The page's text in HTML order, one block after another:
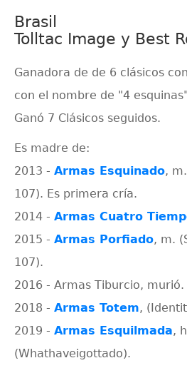
Brasil
Tolltac Image y Best
Ganadora de de 6 clásicos
con el nombre de "4
Ganó 7 Clásicos seguidos.
Es madre de:
2013 - Armas Esquinado,
107). Es primera cría.
2014 - Armas Cuatro
2015 - Armas Porfiado, m.
107).
2016 - Armas Tiburcio, murió.
2018 - Armas Totem,
2019 - Armas Esquilmada,
(Whathaveigottado).